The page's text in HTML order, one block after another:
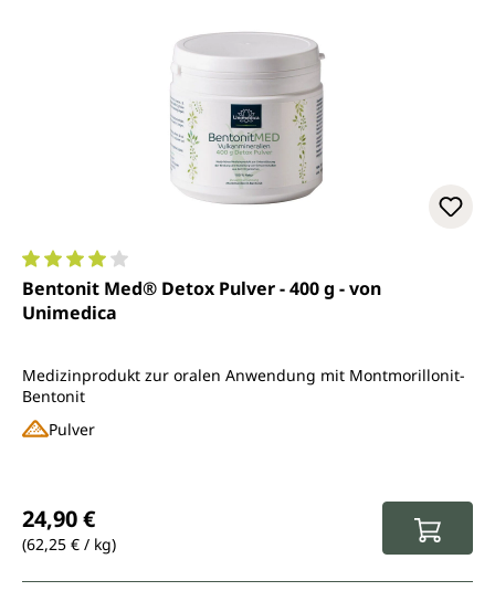
Durchschnittliche Bewertung von 4 von 5 Sternen
Bentonit Med® Detox Pulver - 400 g - von
Unimedica
Medizinprodukt zur oralen Anwendung mit Montmorillonit-
Bentonit
Pulver
24,90 €
(62,25 € / kg)